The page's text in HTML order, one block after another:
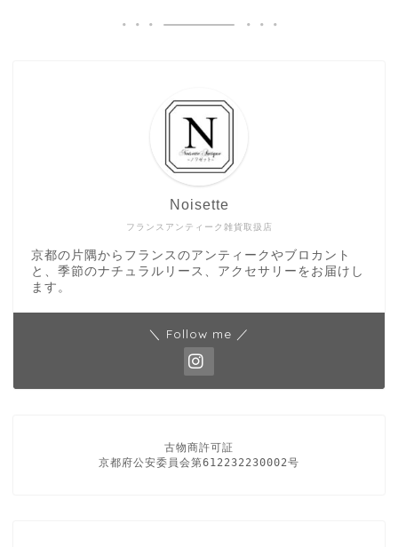
フランスアンティーク雑貨取扱店
Noisette
京都の片隅からフランスのアンティークやブロカント
と、季節のナチュラルリース、アクセサリーをお届けし
ます。
＼ Follow me ／
古物商許可証
京都府公安委員会第612232230002号